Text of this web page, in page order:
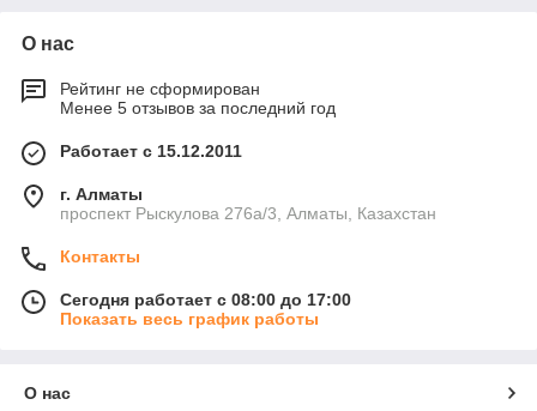
О нас
Рейтинг не сформирован
Менее 5 отзывов за последний год
Работает с 15.12.2011
г. Алматы
проспект Рыскулова 276а/3, Алматы, Казахстан
Контакты
Сегодня работает с 08:00 до 17:00
Показать весь график работы
О нас